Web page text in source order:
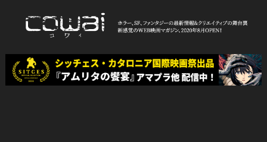
WEB映画マガジン「cowai コ
ワイ」